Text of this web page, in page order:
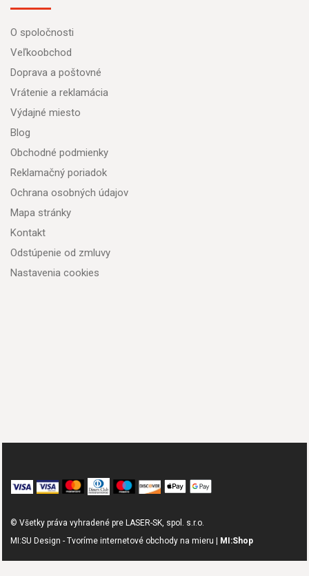
O spoločnosti
Veľkoobchod
Doprava a poštovné
Vrátenie a reklamácia
Výdajné miesto
Blog
Obchodné podmienky
Reklamačný poriadok
Ochrana osobných údajov
Mapa stránky
Kontakt
Odstúpenie od zmluvy
Nastavenia cookies
© Všetky práva vyhradené pre LASER-SK, spol. s.r.o.
MI:SU Design - Tvoríme internetové obchody na mieru |
MI:Shop